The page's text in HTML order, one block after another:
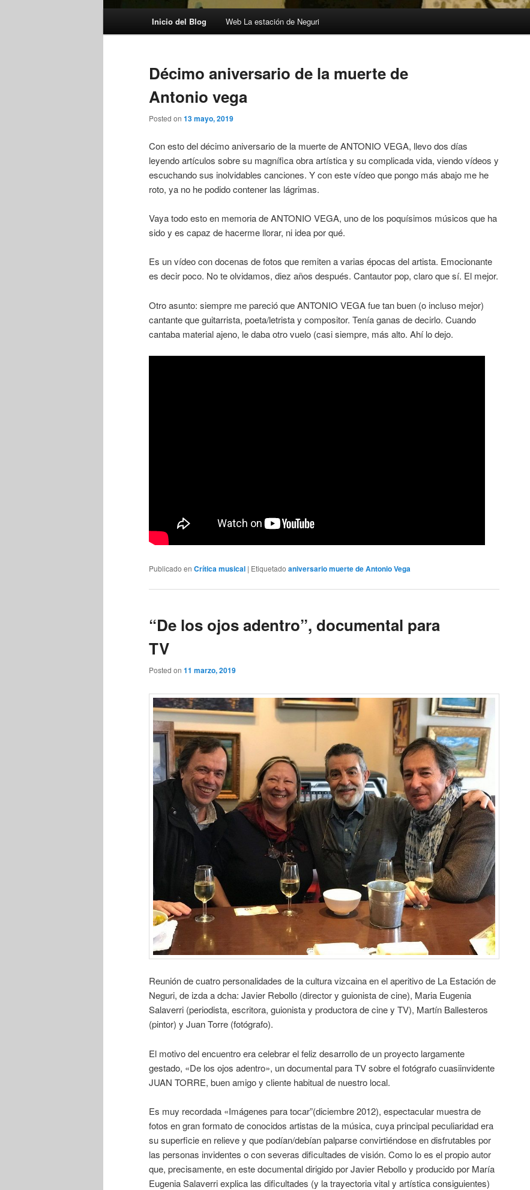
Inicio del Blog Web La estación de Neguri
Décimo aniversario de la muerte de
Antonio vega
Posted on 13 mayo, 2019
Con esto del décimo aniversario de la muerte de ANTONIO VEGA, llevo dos días
leyendo artículos sobre su magnífica obra artística y su complicada vida, viendo vídeos y
escuchando sus inolvidables canciones. Y con este vídeo que pongo más abajo me he
roto, ya no he podido contener las lágrimas.
Vaya todo esto en memoria de ANTONIO VEGA, uno de los poquísimos músicos que ha
sido y es capaz de hacerme llorar, ni idea por qué.
Es un vídeo con docenas de fotos que remiten a varias épocas del artista. Emocionante
es decir poco. No te olvidamos, diez años después. Cantautor pop, claro que sí. El mejor.
Otro asunto: siempre me pareció que ANTONIO VEGA fue tan buen (o incluso mejor)
cantante que guitarrista, poeta/letrista y compositor. Tenía ganas de decirlo. Cuando
cantaba material ajeno, le daba otro vuelo (casi siempre, más alto. Ahí lo dejo.
Publicado en Crítica musical | Etiquetado aniversario muerte de Antonio Vega
“De los ojos adentro”, documental para
TV
Posted on 11 marzo, 2019
Reunión de cuatro personalidades de la cultura vizcaina en el aperitivo de La Estación de
Neguri, de izda a dcha: Javier Rebollo (director y guionista de cine), Maria Eugenia
Salaverri (periodista, escritora, guionista y productora de cine y TV), Martín Ballesteros
(pintor) y Juan Torre (fotógrafo).
El motivo del encuentro era celebrar el feliz desarrollo de un proyecto largamente
gestado, «De los ojos adentro», un documental para TV sobre el fotógrafo cuasiinvidente
JUAN TORRE, buen amigo y cliente habitual de nuestro local.
Es muy recordada «Imágenes para tocar”(diciembre 2012), espectacular muestra de
fotos en gran formato de conocidos artistas de la música, cuya principal peculiaridad era
su superficie en relieve y que podían/debían palparse convirtiéndose en disfrutables por
las personas invidentes o con severas dificultades de visión. Como lo es el propio autor
que, precisamente, en este documental dirigido por Javier Rebollo y producido por María
Eugenia Salaverri explica las dificultades (y la trayectoria vital y artística consiguientes)